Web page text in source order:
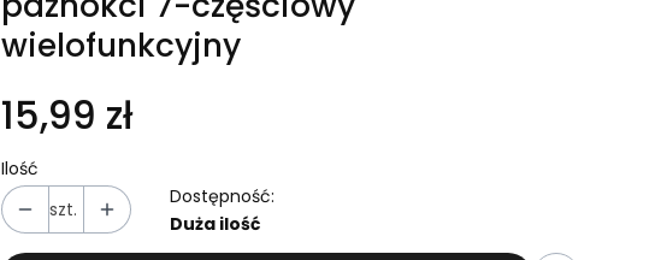
wielofunkcyjny
15,99 zł
Ilość
szt.
Dostępność:
Duża ilość